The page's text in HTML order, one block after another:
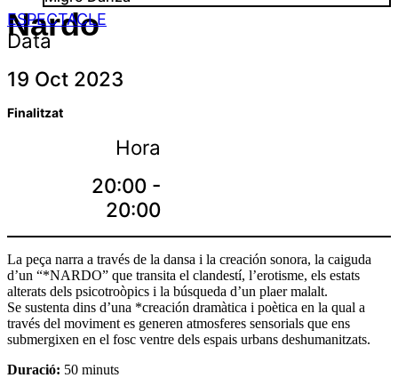
Nardo
ESPECTACLE
Data
19 Oct 2023
Finalitzat
Hora
20:00 -
20:00
La peça narra a través de la dansa i la creación sonora, la caiguda
d’un “*NARDO” que transita el clandestí, l’erotisme, els estats
alterats dels psicotroòpics i la búsqueda d’un plaer malalt.
Se sustenta dins d’una *creación dramàtica i poètica en la qual a
través del moviment es generen atmosferes sensorials que ens
submergixen en el fosc ventre dels espais urbans deshumanitzats.
Duració: 50 minuts